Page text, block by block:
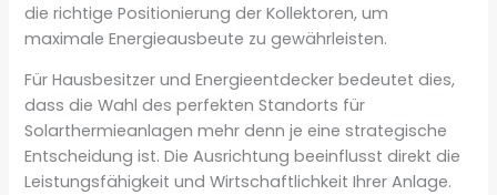
die richtige Positionierung der Kollektoren, um
maximale Energieausbeute zu gewährleisten.
Für Hausbesitzer und Energieentdecker bedeutet dies,
dass die Wahl des perfekten Standorts für
Solarthermieanlagen mehr denn je eine strategische
Entscheidung ist. Die Ausrichtung beeinflusst direkt die
Leistungsfähigkeit und Wirtschaftlichkeit Ihrer Anlage.